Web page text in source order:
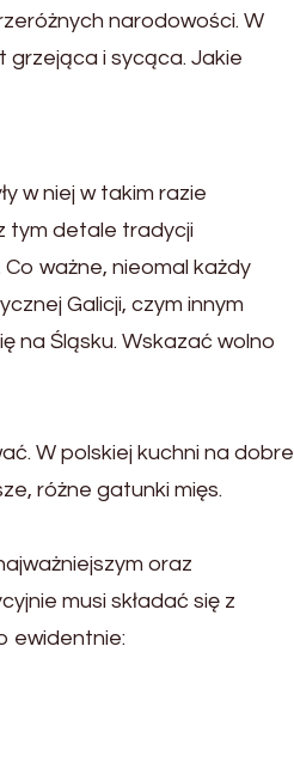
narodowości. W
grzejąca i sycąca. Jakie
w niej w takim razie
tym detale tradycji
ważne, nieomal każdy
Galicji, czym innym
na Śląsku. Wskazać wolno
W polskiej kuchni na dobre
różne gatunki mięs.
oraz
musi składać się z
ewidentnie: